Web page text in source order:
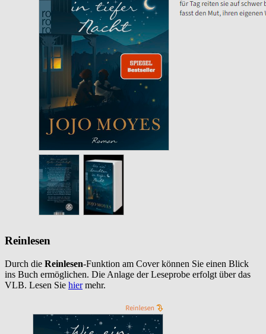
Reinlesen
Durch die Reinlesen-Funktion am Cover können Sie einen Blick
ins Buch ermöglichen. Die Anlage der Leseprobe erfolgt über das
VLB. Lesen Sie hiermehr.